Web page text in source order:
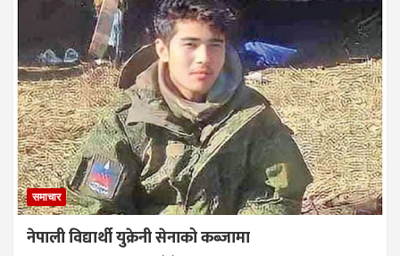
समाचार
नेपाली विद्यार्थी युक्रेनी सेनाको कब्जामा